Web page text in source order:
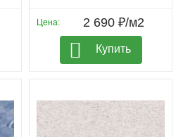
Цена: 2 690 ₽/м2
Купить